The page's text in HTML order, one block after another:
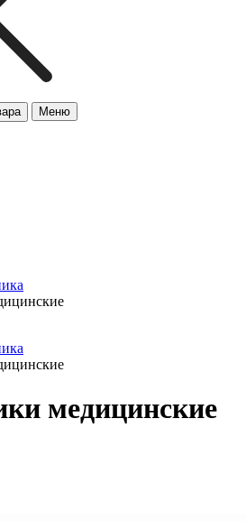
Меню
медицинские